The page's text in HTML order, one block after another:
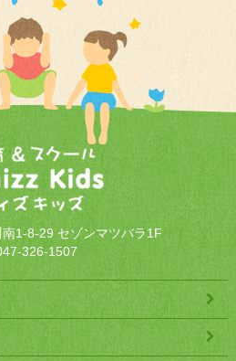
1-8-29 セゾンマツバラ1F
326-1507